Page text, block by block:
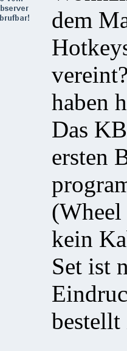
dem
haben
Das
ersten
(Wheel
kein
Set ist
bestellt